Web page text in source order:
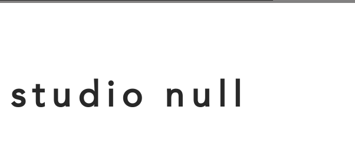
studio null